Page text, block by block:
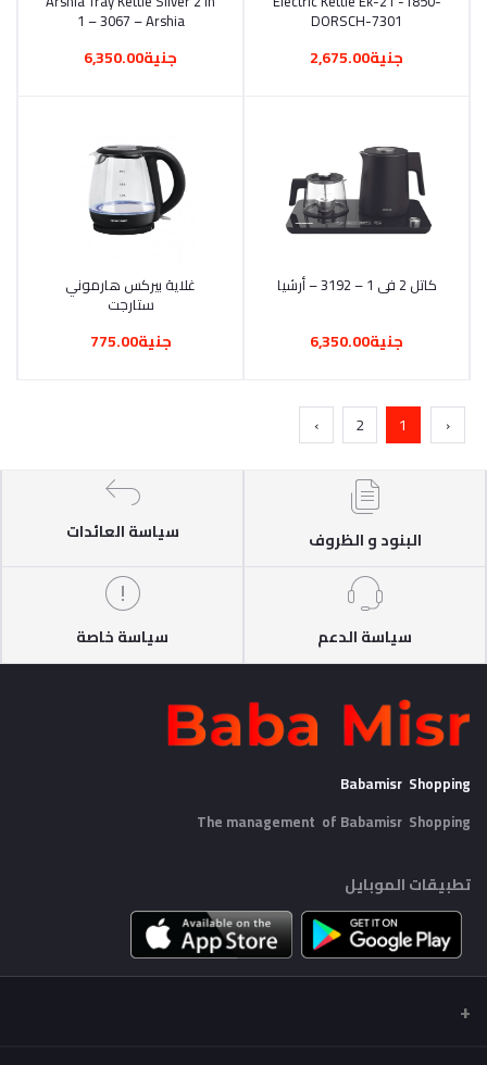
DORSCH-7301
جنية2,675.00
1 – 3067 – Arshia
جنية6,350.00
أضف إلى السلةكاتل 2 فى 1 – 3192 – أرشيا
جنية6,350.00
أضف إلى السلة
غلاية بيركس هارموني
ستارجت
جنية775.00
‹
1
2
›
البنود و الظروف سياسة العائدات
سياسة الدعم سياسة خاصة
Babamisr Shopping
The management of Babamisr Shopping
تطبيقات الموبايل